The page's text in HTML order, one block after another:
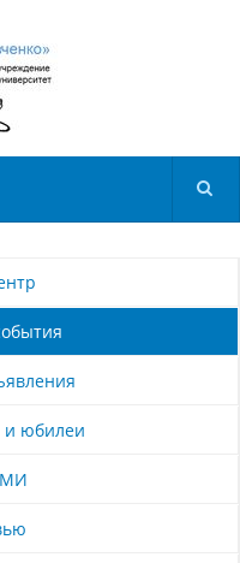
и юбилеи